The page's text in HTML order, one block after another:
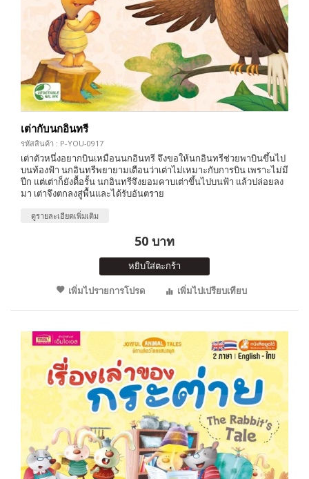
เต่ากับนกอินทรี
รหัสสินค้า : P-YOU-0917
เต่าตัวหนึ่งอยากบินเหมือนนกอินทรี จึงขอให้นกอินทรีช่วยพาบินขึ้นไป
บนท้องฟ้า นกอินทรีพยายามเตือนว่าเต่าไม่เหมาะกับการบิน เพราะไม่มี
ปีก แต่เต่าก็ยังดื้อรั้น นกอินทรีจึงยอมคาบเต่าขึ้นไปบนฟ้า แล้วปล่อยลง
มา เต่าจึงตกลงสู่พื้นและได้รับอันตราย
ดูรายละเอียดเพิ่มเติม
50 บาท
หยิบใส่ตะกร้า
เพิ่มไปรายการโปรด
เพิ่มไปเปรียบเทียบ